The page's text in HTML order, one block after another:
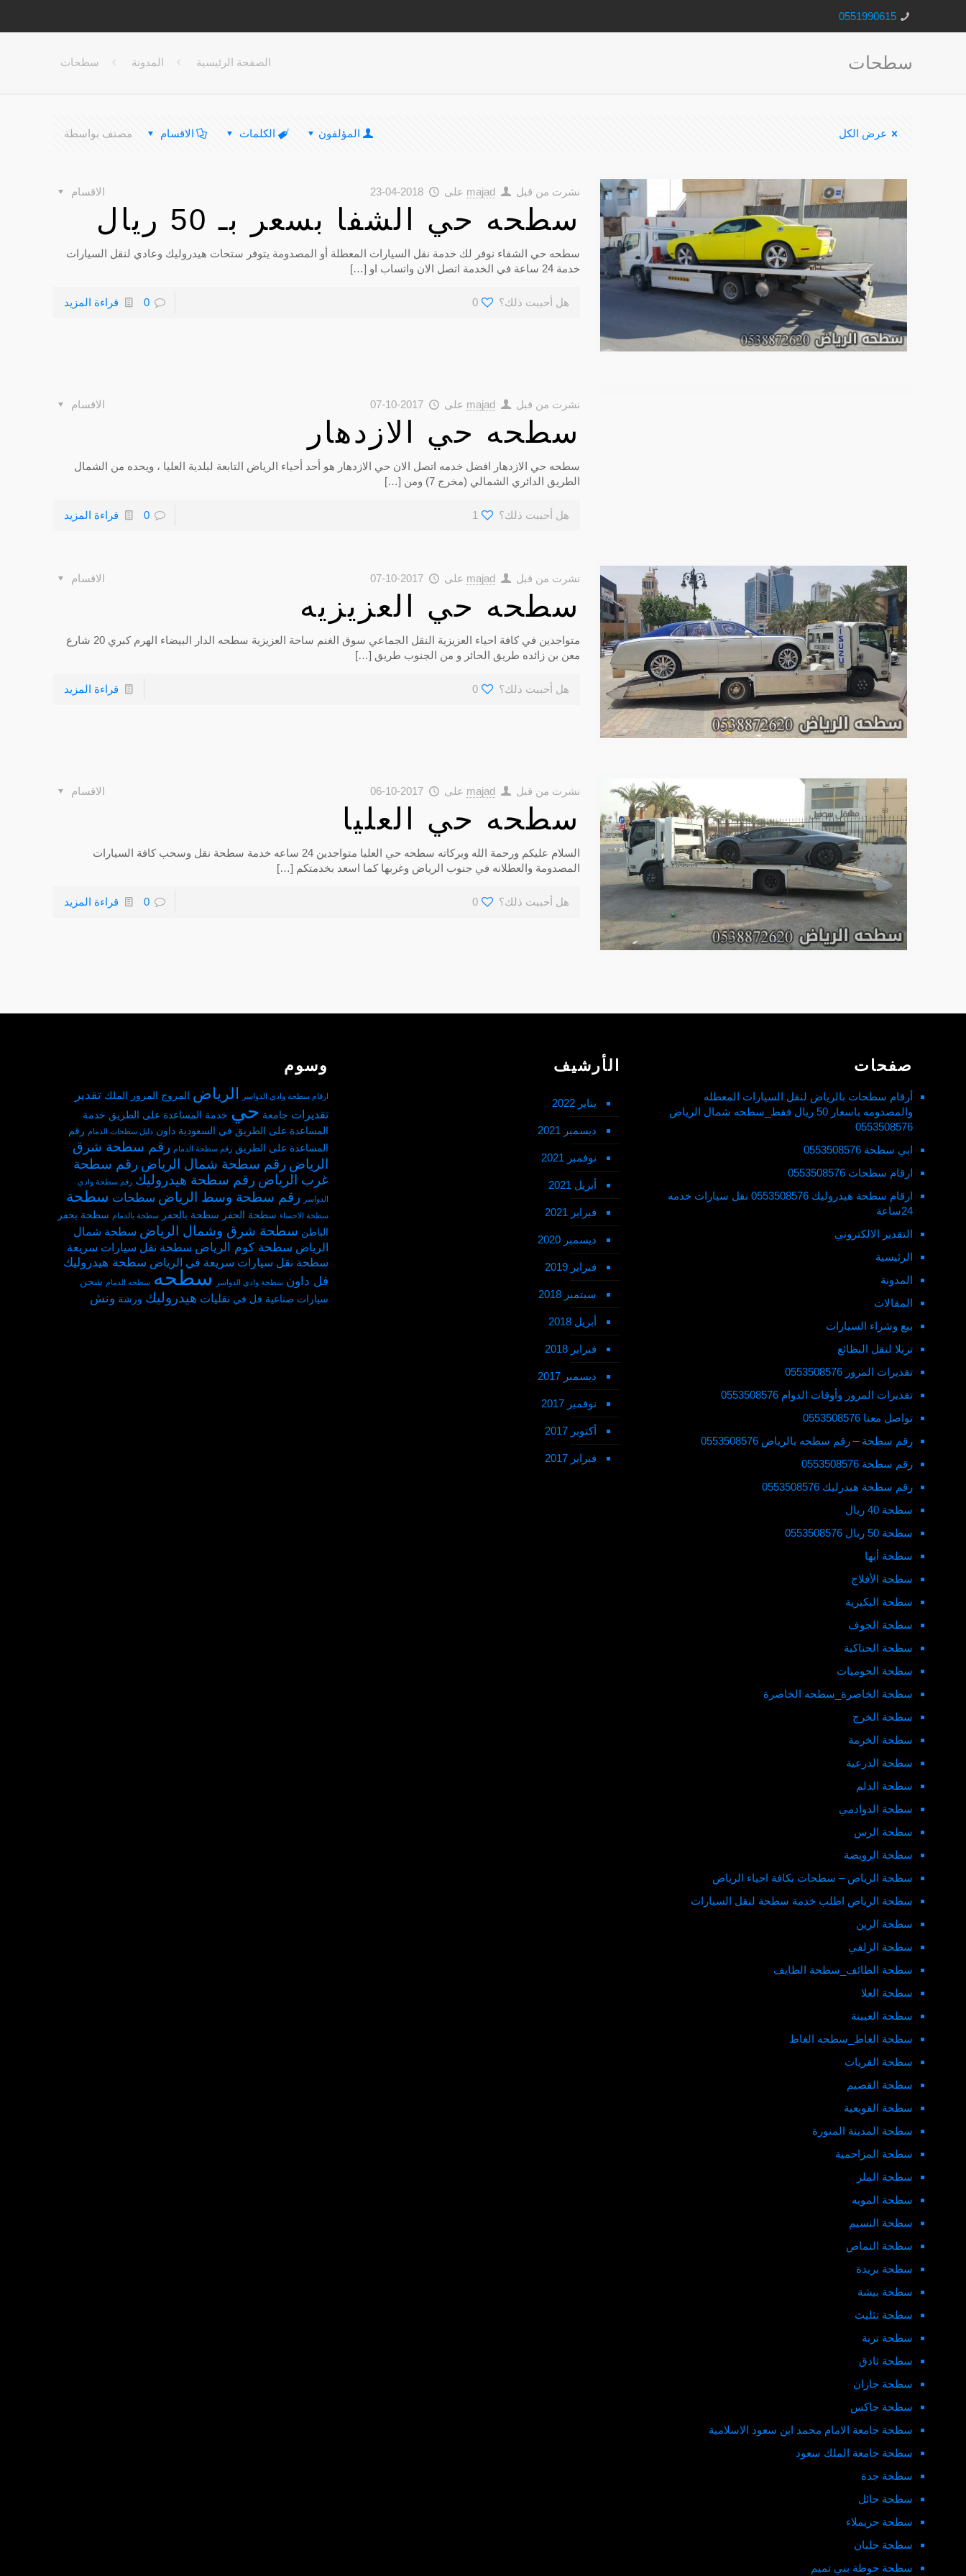
0551990615
سطحات الصفحة الرئيسية المدونة سطحات
مصنف بواسطة الاقسام الكلمات المؤلفون عرض الكل
نشرت من قبل majad على 2018-04-23 الاقسام
سطحه حي الشفا بسعر بـ 50 ريال
سطحه حي الشفاء نوفر لك خدمة نقل السيارات المعطلة أو المصدومة يتوفر ستحات هيدروليك وعادي لنقل السيارات
خدمة 24 ساعة في الخدمة اتصل الان واتساب او
[…]
هل أحببت ذلك؟ 0
0 قراءة المزيد
نشرت من قبل majad على 2017-10-07 الاقسام
سطحه حي الازدهار
سطحه حي الازدهار افضل خدمه اتصل الان حي الازدهار هو أحد أحياء الرياض التابعة لبلدية العليا ، ويحده من الشمال
الطريق الدائري الشمالي (مخرج 7) ومن
[…]
هل أحببت ذلك؟ 1
0 قراءة المزيد
نشرت من قبل majad على 2017-10-07 الاقسام
سطحه حي العزيزيه
متواجدين في كافة احياء العزيزية النقل الجماعي سوق الغنم ساحة العزيزية سطحه الدار البيضاء الهرم كبري 20 شارع
معن بن زائده طريق الحائر و من الجنوب طريق […]
هل أحببت ذلك؟ 0 قراءة المزيد
نشرت من قبل majad على 2017-10-06 الاقسام
سطحه حي العليا
السلام عليكم ورحمة الله وبركاته سطحه حي العليا متواجدين 24 ساعه خدمة سطحة نقل وسحب كافة السيارات
المصدومة والعطلانه في جنوب ‏الرياض وغربها كما اسعد بخدمتكم […]
هل أحببت ذلك؟ 0
0 قراءة المزيد
صفحات
أرقام سطحات بالرياض لنقل السيارات المعطله
والمصدومه باسعار 50 ريال فقط_سطحه شمال الرياض
0553508576
ابي سطحة 0553508576
ارقام سطحات 0553508576
ارقام سطحة هيدروليك 0553508576 نقل سيارات خدمه
24ساعة
التقدير الالكتروني
الرئيسية
المدونة
المقالات
بيع وشراء السيارات
تريلا لنقل البظائع
تقديرات المرور 0553508576
تقديرات المرور وأوقات الدوام 0553508576
تواصل معنا 0553508576
رقم سطحة – رقم سطحه بالرياض 0553508576
رقم سطحة 0553508576
رقم سطحة هيدرليك 0553508576
سطحة 40 ريال
سطحة 50 ريال 0553508576
سطحة أبها
سطحة الأفلاج
سطحة البكيرية
سطحة الجوف
سطحة الحناكية
سطحة الحوميات
سطحة الخاصرة_سطحه الخاصرة
سطحة الخرج
سطحة الخرمة
سطحة الدرعية
سطحة الدلم
سطحة الدوادمي
سطحة الرس
سطحة الرويضة
سطحة الرياض – سطحات بكافة احياء الرياض
سطحة الرياض اطلب خدمة سطحة لنقل السيارات
سطحة الرين
سطحة الزلفي
سطحة الطائف_سطحة الطايف
سطحة العلا
سطحة العيينة
سطحة الغاط_سطحه الغاط
سطحة القريات
سطحة القصيم
سطحة القويعية
سطحة المدينة المنورة
سطحة المزاحمية
سطحة الملز
سطحة المويه
سطحة النسيم
سطحة النماص
سطحة بريدة
سطحة بيشة
سطحة تثليث
سطحة تربة
سطحة ثادق
سطحة جازان
سطحة جاكس
سطحة جامعة الامام محمد ابن سعود الاسلامية
سطحة جامعة الملك سعود
سطحة جدة
سطحة حائل
سطحة حريملاء
سطحة حلبان
سطحة حوطة بني تميم
الأرشيف
يناير 2022
ديسمبر 2021
نوفمبر 2021
أبريل 2021
فبراير 2021
ديسمبر 2020
فبراير 2019
سبتمبر 2018
أبريل 2018
فبراير 2018
ديسمبر 2017
نوفمبر 2017
أكتوبر 2017
فبراير 2017
وسوم
ارقام سطحة وادي الدواسر الرياض المروج المرور الملك تقدير
تقديرات جامعة حي خدمة المساعدة على الطريق خدمة
المساعدة على الطريق في السعودية داون دليل سطحات الدمام رقم
المساعدة على الطريق رقم سطحة الدمام رقم سطحة شرق
الرياض رقم سطحة شمال الرياض رقم سطحة
غرب الرياض رقم سطحة هيدروليك رقم سطحة وادي
الدواسر
رقم سطحة وسط الرياض سطحات سطحة
سطحة الاحساء سطحة الحفر سطحة بالحفر سطحة بالدمام سطحة بحفر
الباطن سطحة شرق وشمال الرياض سطحة شمال
الرياض سطحة كوم الرياض سطحة نقل سيارات سريعة
سطحة نقل سيارات سريعة في الرياض سطحة هيدروليك
فل داون سطحة وادي الدواسر سطحه سطحه الدمام شحن
سيارات صناعية فل في نقليات هيدروليك ورشة ونش